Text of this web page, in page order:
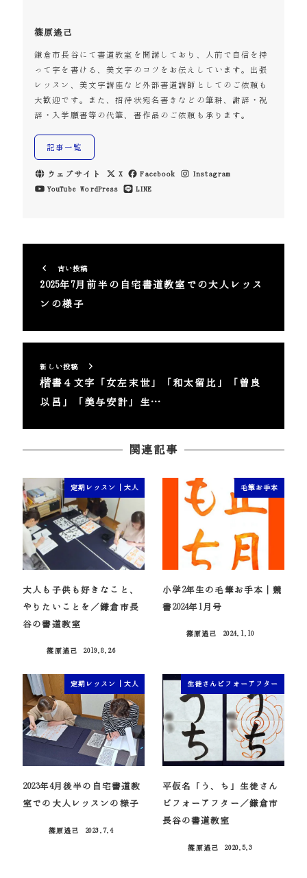
篠原遙己
鎌倉市長谷にて書道教室を開講しており、人前で自信を持
って字を書ける、美文字のコツをお伝えしています。出張
レッスン、美文字講座など外部書道講師としてのご依頼も
大歓迎です。また、招待状宛名書きなどの筆耕、謝辞・祝
辞・入学願書等の代筆、書作品のご依頼も承ります。
記事一覧
ウェブサイト X Facebook
Instagram
YouTube WordPress LINE
古い投稿
2025年7月前半の自宅書道教室での大人レッス
ンの様子
新しい投稿
楷書４文字「女左末世」「和太留比」「曽良
以呂」「美与安計」生…
関連記事
定期レッスン｜大人
大人も子供も好きなこと、
やりたいことを／鎌倉市長
谷の書道教室
篠原遙己
2019.8.26
毛筆お手本
小学2年生の毛筆お手本｜競
書2024年1月号
篠原遙己
2024.1.10
定期レッスン｜大人
2023年4月後半の自宅書道教
室での大人レッスンの様子
篠原遙己
2023.7.4
生徒さんビフォーアフター
平仮名「う、ち」生徒さん
ビフォーアフター／鎌倉市
長谷の書道教室
篠原遙己
2020.5.3